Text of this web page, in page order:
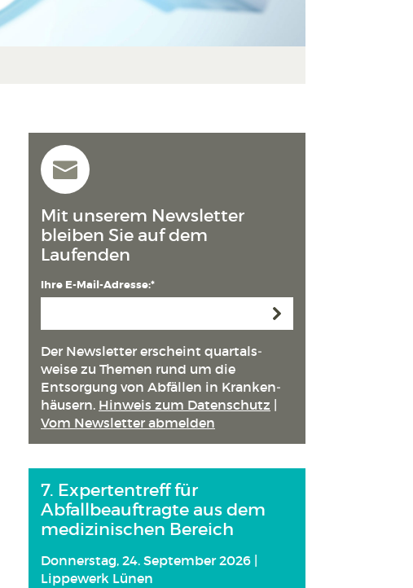
Mit unserem Newsletter
bleiben Sie auf dem
Laufenden
Ihre E-Mail-Adresse:*
Der Newsletter erscheint quartals­
weise zu Themen rund um die
Entsorgung von Abfällen in Kranken­
häusern. Hinweis zum Datenschutz
Vom Newsletter abmelden
7. Expertentreff für
Abfallbeauftragte aus dem
medizinischen Bereich
Donnerstag, 24. September 2026 |
Lippewerk Lünen